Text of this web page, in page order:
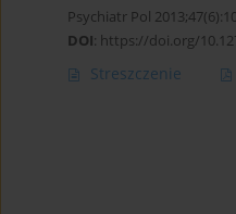
Psychiatr Pol
DOI: https://doi.org/
Streszczenie